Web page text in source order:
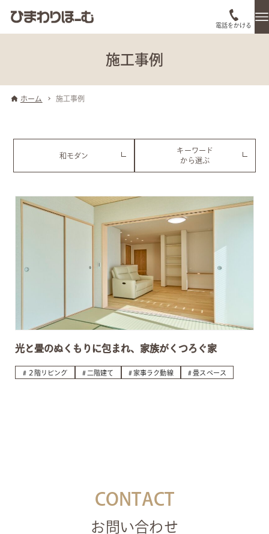
電話をかける
施工事例
ホーム 施工事例
和モダン
キーワード
から選ぶ
光と畳のぬくもりに包まれ、家族がくつろぐ家
２階リビング 二階建て 家事ラク動線 畳スペース
CONTACT
お問い合わせ